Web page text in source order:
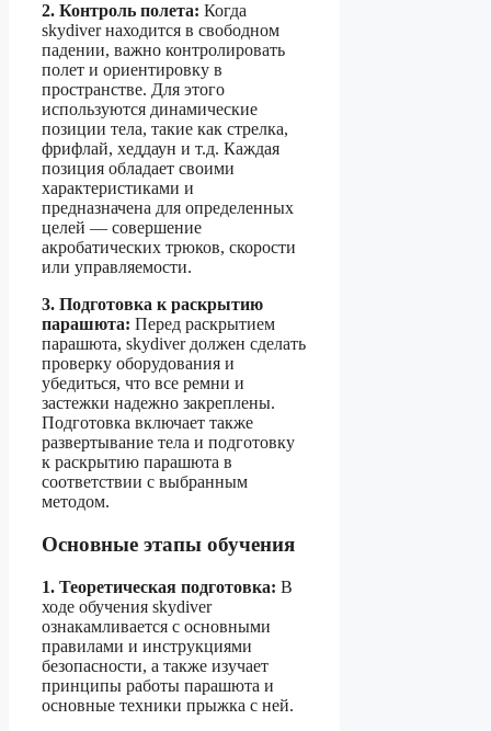
2. Контроль полета: Когда
skydiver находится в свободном
падении, важно контролировать
полет и ориентировку в
пространстве. Для этого
используются динамические
позиции тела, такие как стрелка,
фрифлай, хеддаун и т.д. Каждая
позиция обладает своими
характеристиками и
предназначена для определенных
целей — совершение
акробатических трюков, скорости
или управляемости.
3. Подготовка к раскрытию
парашюта: Перед раскрытием
парашюта, skydiver должен сделать
проверку оборудования и
убедиться, что все ремни и
застежки надежно закреплены.
Подготовка включает также
развертывание тела и подготовку
к раскрытию парашюта в
соответствии с выбранным
методом.
Основные этапы обучения
1. Теоретическая подготовка: В
ходе обучения skydiver
ознакамливается с основными
правилами и инструкциями
безопасности, а также изучает
принципы работы парашюта и
основные техники прыжка с ней.